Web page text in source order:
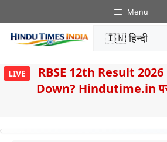
to
content
Menu
LIVE
RBSE 12th Result
Down? Hindutime.in